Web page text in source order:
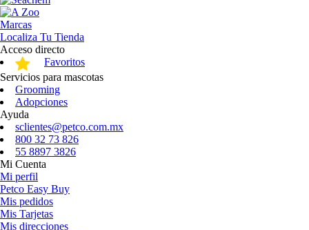
Marcas
Localiza Tu Tienda
Acceso directo
Favoritos
Servicios para mascotas
Grooming
Adopciones
Ayuda
sclientes@petco.com.mx
800 32 73 826
55 8897 3826
Mi Cuenta
Mi perfil
Petco Easy Buy
Mis pedidos
Mis Tarjetas
Mis direcciones